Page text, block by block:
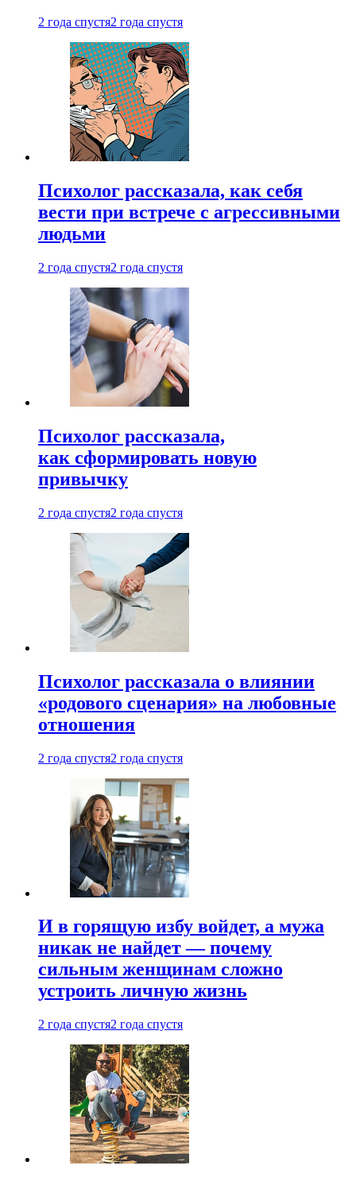
2 года спустя2 года спустя
Психолог рассказала, как себя
вести при встрече с агрессивными
людьми
2 года спустя2 года спустя
Психолог рассказала,
как сформировать новую
привычку
2 года спустя2 года спустя
Психолог рассказала о влиянии
«родового сценария» на любовные
отношения
2 года спустя2 года спустя
И в горящую избу войдет, а мужа
никак не найдет — почему
сильным женщинам сложно
устроить личную жизнь
2 года спустя2 года спустя